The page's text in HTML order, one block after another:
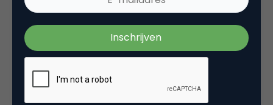
digital een belangrijkere plek moet krijgen. Feit
is wel dat in de perceptie van met name de
adverteerders volgens mij Cannes het hoogst
haalbare is dus van belang om hier je
visitekaartje af te geven. Belangrijk voor de
interactieve branche dus om een stevigere